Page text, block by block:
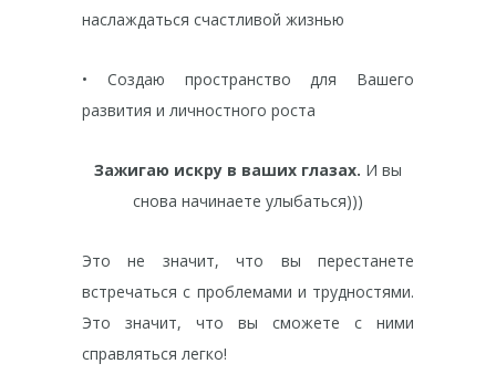
наслаждаться счастливой жизнью
• Создаю пространство для Вашего
развития и личностного роста
Зажигаю искру в ваших глазах. И вы
снова начинаете улыбаться)))
Это не значит, что вы перестанете
встречаться с проблемами и трудностями.
Это значит, что вы сможете с ними
справляться легко!